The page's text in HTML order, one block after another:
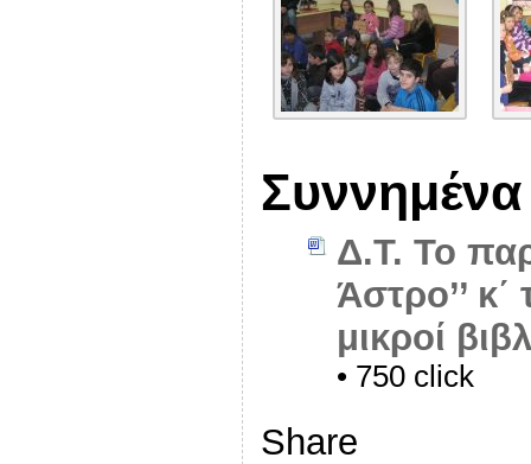
Συννημένα
Δ.Τ. Το
Άστρο’’
μικροί
• 750 click
Share